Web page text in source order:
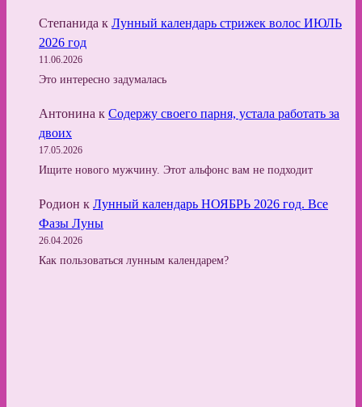
Степанида к Лунный календарь стрижек волос ИЮЛЬ
2026 год
11.06.2026
Это интересно задумалась
Антонина к Содержу своего парня, устала работать за
двоих
17.05.2026
Ищите нового мужчину. Этот альфонс вам не подходит
Родион к Лунный календарь НОЯБРЬ 2026 год. Все
Фазы Луны
26.04.2026
Как пользоваться лунным календарем?